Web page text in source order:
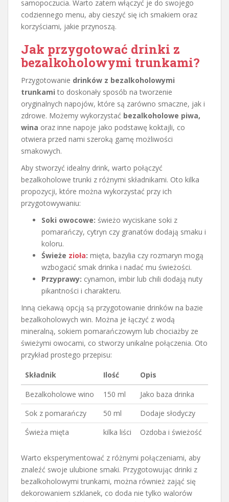
samopoczucia. Warto zatem włączyć je do swojego
codziennego menu, aby cieszyć się ich smakiem oraz
korzyściami, jakie przynoszą.
Jak przygotować drinki z
bezalkoholowymi trunkami?
Przygotowanie drinków z bezalkoholowymi
trunkami to doskonały sposób na tworzenie
oryginalnych napojów, które są zarówno smaczne, jak i
zdrowe. Możemy wykorzystać bezalkoholowe piwa,
wina oraz inne napoje jako podstawę koktajli, co
otwiera przed nami szeroką gamę możliwości
smakowych.
Aby stworzyć idealny drink, warto połączyć
bezalkoholowe trunki z różnymi składnikami. Oto kilka
propozycji, które można wykorzystać przy ich
przygotowywaniu:
Soki owocowe: świeżo wyciskane soki z
pomarańczy, cytryn czy granatów dodają smaku i
koloru.
Świeże zioła: mięta, bazylia czy rozmaryn mogą
wzbogacić smak drinka i nadać mu świeżości.
Przyprawy: cynamon, imbir lub chili dodają nuty
pikantności i charakteru.
Inną ciekawą opcją są przygotowanie drinków na bazie
bezalkoholowych win. Można je łączyć z wodą
mineralną, sokiem pomarańczowym lub chociażby ze
świeżymi owocami, co stworzy unikalne połączenia. Oto
przykład prostego przepisu:
Składnik Ilość
Opis
Bezalkoholowe wino
150 ml
Jako baza drinka
Sok z pomarańczy
50 ml
Dodaje słodyczy
Świeża mięta
kilka liści Ozdoba i świeżość
Warto eksperymentować z różnymi połączeniami, aby
znaleźć swoje ulubione smaki. Przygotowując drinki z
bezalkoholowymi trunkami, można również zająć się
dekorowaniem szklanek, co doda nie tylko walorów